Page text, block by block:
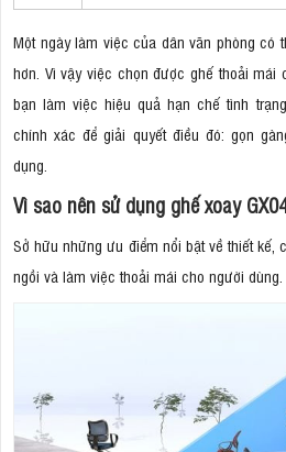
Một ngày làm việc của dân văn phòng có
hơn. Vì vậy việc chọn được ghế thoải mái
bạn làm việc hiệu quả hạn chế tình
chính xác để giải quyết điều đó: gọn
dụng.
Vì sao nên sử dụng ghế xoay
Sở hữu những ưu điểm nổi bật về thiết kế,
ngồi và làm việc thoải mái cho người dùng.